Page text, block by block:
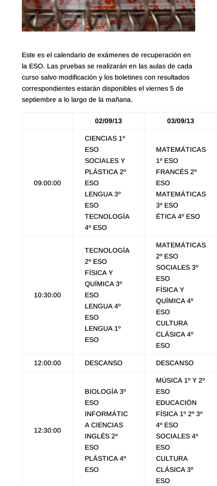
Este es el calendario de exámenes de recuperación en
la ESO. Las pruebas se realizarán en las aulas de cada
curso salvo modificación y los boletines con resultados
correspondientes estarán disponibles el viernes 5 de
septiembre a lo largo de la mañana.
02/09/13 03/09/13
09:00:00
CIENCIAS 1º
ESO
SOCIALES Y
PLÁSTICA 2º
ESO
LENGUA 3º
ESO
TECNOLOGÍA
4º ESO
MATEMÁTICAS
1º ESO
FRANCÉS 2º
ESO
MATEMÁTICAS
3º ESO
ÉTICA 4º ESO
10:30:00
TECNOLOGÍA
2º ESO
FÍSICA Y
QUÍMICA 3º
ESO
LENGUA 4º
ESO
LENGUA 1º
ESO
MATEMÁTICAS
2º ESO
SOCIALES 3º
ESO
FÍSICA Y
QUÍMICA 4º
ESO
CULTURA
CLÁSICA 4º
ESO
12:00:00 DESCANSO DESCANSO
12:30:00
BIOLOGÍA 3º
ESO
INFORMÁTIC
A CIENCIAS
INGLÉS 2º
ESO
PLÁSTICA 4º
ESO
MÚSICA 1º Y 2º
ESO
EDUCACIÓN
FÍSICA 1º 2º 3º
4º ESO
SOCIALES 4º
ESO
CULTURA
CLÁSICA 3º
ESO